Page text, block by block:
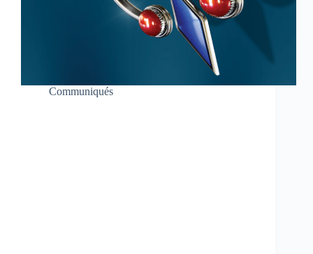
Communiqués